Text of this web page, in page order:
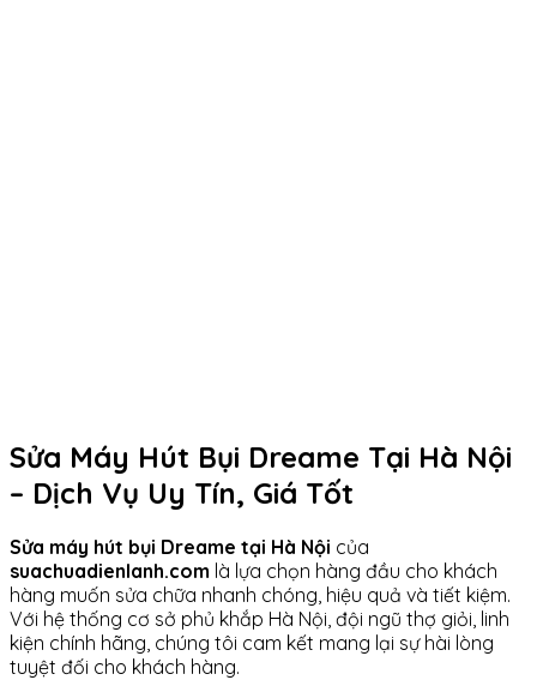
Sửa Máy Hút Bụi Dreame Tại Hà Nội
– Dịch Vụ Uy Tín, Giá Tốt
Sửa máy hút bụi Dreame tại Hà Nội của
suachuadienlanh.com là lựa chọn hàng đầu cho khách
hàng muốn sửa chữa nhanh chóng, hiệu quả và tiết kiệm.
Với hệ thống cơ sở phủ khắp Hà Nội, đội ngũ thợ giỏi, linh
kiện chính hãng, chúng tôi cam kết mang lại sự hài lòng
tuyệt đối cho khách hàng.